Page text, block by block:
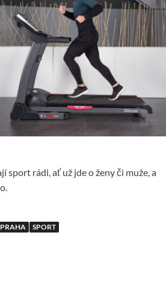
sport rádi, ať už jde o ženy či muže, a
PRAHA SPORT